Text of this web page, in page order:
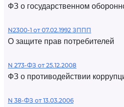
ФЗ о государственном
N2300-1 от 07.02.1992 ЗППП
О защите прав потребителей
N 273-ФЗ от 25.12.2008
ФЗ о противодействии
N 38-ФЗ от 13.03.2006